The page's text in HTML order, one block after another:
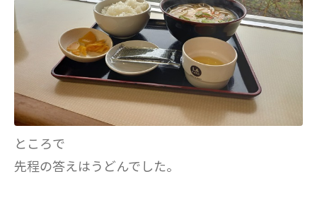
ところで
先程の答えはうどんでした。